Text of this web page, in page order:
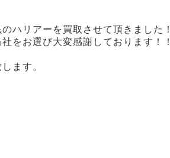
ハリアーを買取させて頂きました！
をお選び大変感謝しております！！
ます。